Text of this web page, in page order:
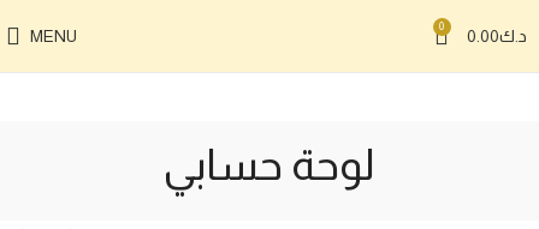
MENU 0 د.ك0.00
لوحة حسابي